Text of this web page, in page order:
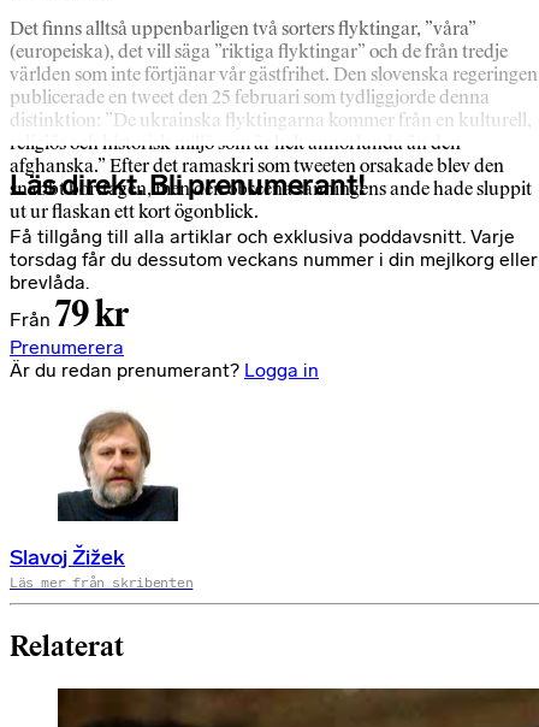
Det finns alltså uppenbarligen två sorters flyktingar, ”våra”
(europeiska), det vill säga ”riktiga flyktingar” och de från tredje
världen som inte förtjänar vår gästfrihet. Den slovenska regeringen
publicerade en tweet den 25 februari som tydliggjorde denna
distinktion: ”De ukrainska flyktingarna kommer från en kulturell,
religiös och historisk miljö som är helt annorlunda än den
afghanska.” Efter det ramaskri som tweeten orsakade blev den
snabbt borttagen, men den obscena sanningens ande hade sluppit
ut ur flaskan ett kort ögonblick.
Läs direkt. Bli prenumerant!
Få tillgång till alla artiklar och exklusiva poddavsnitt. Varje
torsdag får du dessutom veckans nummer i din mejlkorg eller
brevlåda.
Från 79 kr
Prenumerera
Är du redan prenumerant? Logga in
Slavoj Žižek
Läs mer från skribenten
Relaterat